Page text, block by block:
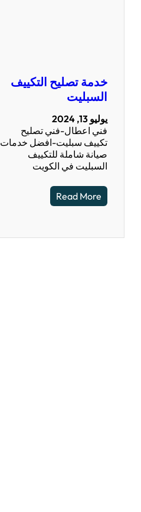
خدمة تصليح التكييف
السبليت
يوليو 13, 2024
فني اعطال-فني تصليح
تكييف سبليت-افضل خدمات
صيانة شاملة للتكييف
السبليت في الكويت
Read More